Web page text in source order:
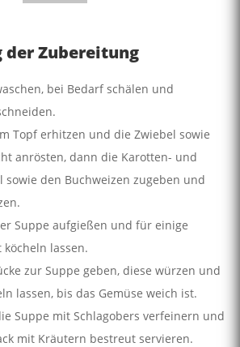
der Zubereitung
bei Bedarf schälen und
Topf erhitzen und die Zwiebel sowie
anrösten, dann die Karotten- und
sowie den Buchweizen zugeben und
Suppe aufgießen und für einige
lassen.
zur Suppe geben, diese würzen und
lassen, bis das Gemüse weich ist.
Suppe mit Schlagobers verfeinern und
mit Kräutern bestreut servieren.